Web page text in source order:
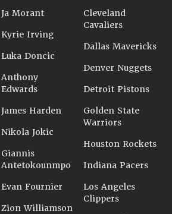
Ja Morant
Kyrie Irving
Luka Doncic
Anthony
Edwards
James Harden
Nikola Jokic
Giannis
Antetokounmpo
Evan Fournier
Zion Williamson
Cleveland
Cavaliers
Dallas Mavericks
Denver Nuggets
Detroit Pistons
Golden State
Warriors
Houston Rockets
Indiana Pacers
Los Angeles
Clippers